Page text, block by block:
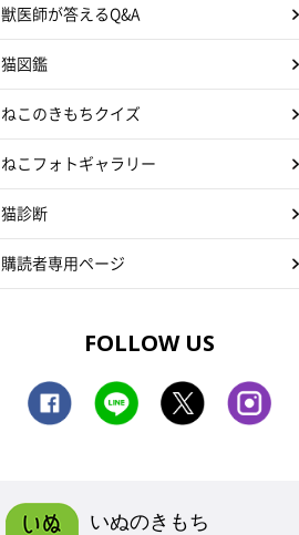
獣医師が答えるQ&A
猫図鑑
ねこのきもちクイズ
ねこフォトギャラリー
猫診断
購読者専用ページ
FOLLOW US
いぬのきもち